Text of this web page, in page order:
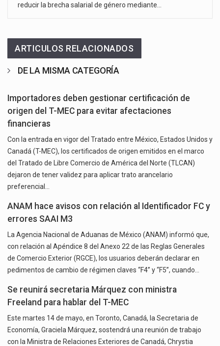
reducir la brecha salarial de género mediante…
ARTICULOS RELACIONADOS
DE LA MISMA CATEGORÍA
Importadores deben gestionar certificación de
origen del T-MEC para evitar afectaciones
financieras
Con la entrada en vigor del Tratado entre México, Estados Unidos y
Canadá (T-MEC), los certificados de origen emitidos en el marco
del Tratado de Libre Comercio de América del Norte (TLCAN)
dejaron de tener validez para aplicar trato arancelario
preferencial…
ANAM hace avisos con relación al Identificador FC y
errores SAAI M3
La Agencia Nacional de Aduanas de México (ANAM) informó que,
con relación al Apéndice 8 del Anexo 22 de las Reglas Generales
de Comercio Exterior (RGCE), los usuarios deberán declarar en
pedimentos de cambio de régimen claves “F4” y “F5”, cuando…
Se reunirá secretaria Márquez con ministra
Freeland para hablar del T-MEC
Este martes 14 de mayo, en Toronto, Canadá, la Secretaria de
Economía, Graciela Márquez, sostendrá una reunión de trabajo
con la Ministra de Relaciones Exteriores de Canadá, Chrystia